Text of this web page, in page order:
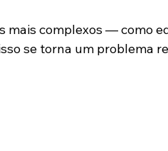
mais complexos — como
se torna um problema